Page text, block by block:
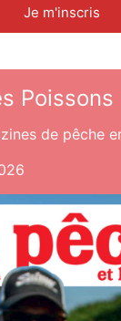
Poissons
de pêche